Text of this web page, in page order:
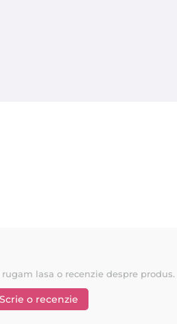
rugam lasa o recenzie despre produs.
Scrie o recenzie